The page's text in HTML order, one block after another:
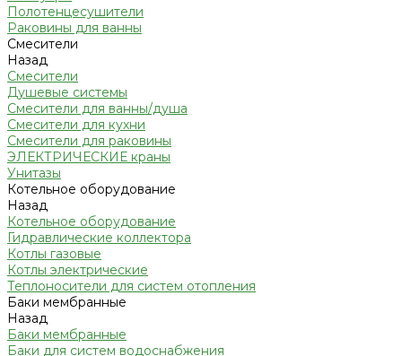
Полотенцесушители
Раковины для ванны
Смесители
Назад
Смесители
Душевые системы
Смесители для ванны/душа
Смесители для кухни
Смесители для раковины
ЭЛЕКТРИЧЕСКИЕ краны
Унитазы
Котельное оборудование
Назад
Котельное оборудование
Гидравлические коллектора
Котлы газовые
Котлы электрические
Теплоносители для систем отопления
Баки мембранные
Назад
Баки мембранные
Баки для систем водоснабжения